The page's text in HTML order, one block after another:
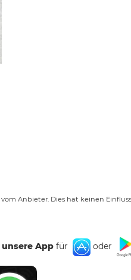
Anbieter. Dies hat keinen Einfluss
unsere App für oder